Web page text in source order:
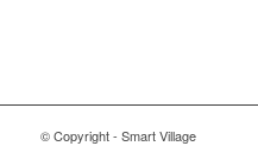
© Copyright - Smart Village